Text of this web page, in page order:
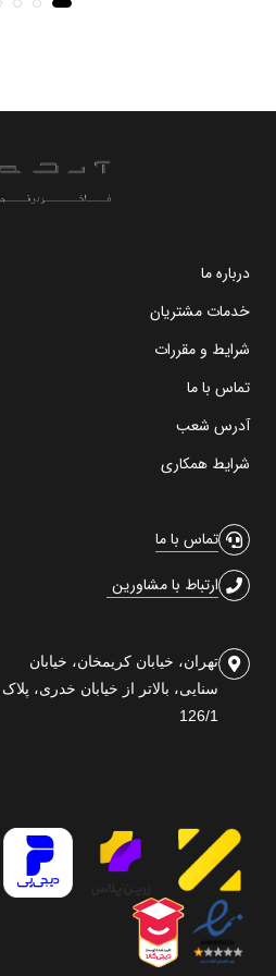
درباره ما
خدمات مشتریان
شرایط و مقررات
تماس با ما
آدرس شعب
شرایط همکاری
تماس با ما
ارتباط با مشاورین
تهران، خیابان کریمخان، خیابان
سنایی، بالاتر از خیابان خدری، پلاک
126/1